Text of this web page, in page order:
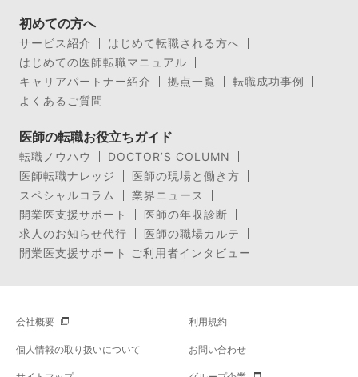
初めての方へ
サービス紹介
はじめて転職される方へ
はじめての医師転職マニュアル
キャリアパートナー紹介
拠点一覧
転職成功事例
よくあるご質問
医師の転職お役立ちガイド
転職ノウハウ
DOCTOR’S COLUMN
医師転職ナレッジ
医師の現場と働き方
スペシャルコラム
業界ニュース
開業医支援サポート
医師の年収診断
求人のお知らせ代行
医師の職場カルテ
開業医支援サポート ご利用者インタビュー
会社概要 利用規約
個人情報の取り扱いについて お問い合わせ